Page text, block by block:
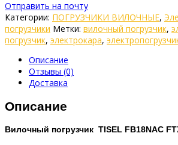
Отправить на почту
Категории: ПОГРУЗЧИКИ ВИЛОЧНЫЕ,
погрузчики Метки: вилочный погрузчик,
погрузчик, электрокара,
Описание
Отзывы (0)
Доставка
Описание
Вилочный погрузчик TISEL FB18NAC